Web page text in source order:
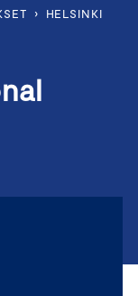
›
HELSINKI